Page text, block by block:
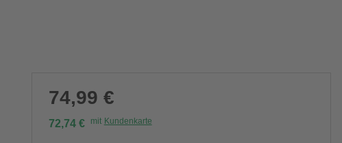
74,99 €
72,74 € mit Kundenkarte